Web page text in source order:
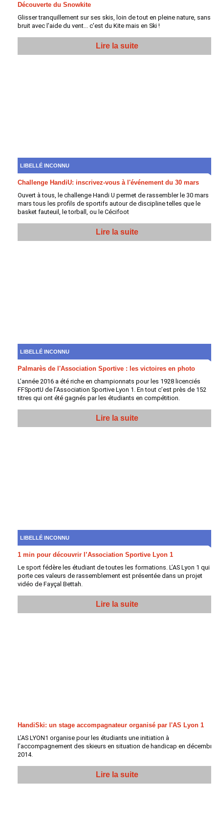
Découverte du Snowkite
Glisser tranquillement sur ses skis, loin de tout en pleine nature, sans
bruit avec l'aide du vent... c'est du Kite mais en Ski !
Lire la suite
LIBELLÉ INCONNU
Challenge HandiU: inscrivez-vous à l'événement du 30 mars
Ouvert à tous, le challenge Handi U permet de rassembler le 30 mars
mars tous les profils de sportifs autour de discipline telles que le
basket fauteuil, le torball, ou le Cécifoot
Lire la suite
LIBELLÉ INCONNU
Palmarès de l'Association Sportive : les victoires en photo
L’année 2016 a été riche en championnats pour les 1928 licenciés
FFSportU de l’Association Sportive Lyon 1. En tout c’est près de 152
titres qui ont été gagnés par les étudiants en compétition.
Lire la suite
LIBELLÉ INCONNU
1 min pour découvrir l’Association Sportive Lyon 1
Le sport fédère les étudiant de toutes les formations. L’AS Lyon 1 qui
porte ces valeurs de rassemblement est présentée dans un projet
vidéo de Fayçal Bettah.
Lire la suite
HandiSki: un stage accompagnateur organisé par l'AS Lyon 1
L’AS LYON1 organise pour les étudiants une initiation à
l’accompagnement des skieurs en situation de handicap en décembre
2014.
Lire la suite